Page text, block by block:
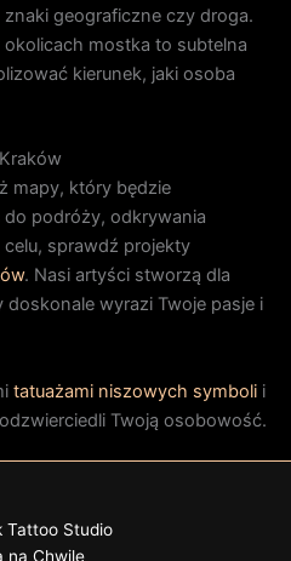
geograficzne czy droga.
mostka to subtelna
kierunek, jaki osoba
mapy, który będzie
do podróży, odkrywania
sprawdź projekty
. Nasi artyści stworzą dla
wyrazi Twoje pasje i
tatuażami niszowych symboli i
Twoją osobowość.
Tattoo Studio
na Chwilę